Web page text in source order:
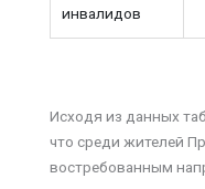
инвалидов
Исходя из данных
что среди жителей
востребованным